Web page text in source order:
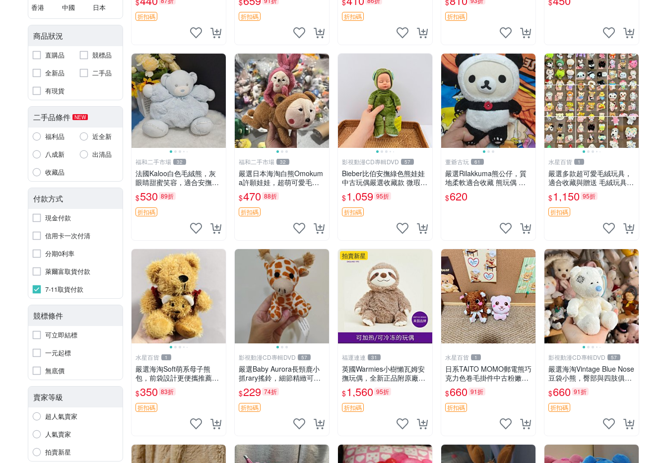
香港 中國 日本
商品狀況
直購品
競標品
全新品
二手品
有現貨
二手品條件 NEW
福利品
近全新
八成新
出清品
收藏品
付款方式
現金付款
信用卡一次付清
分期0利率
萊爾富取貨付款
7-11取貨付款
競標條件
可立即結標
一元起標
無底價
賣家等級
超人氣賣家
人氣賣家
拍賣新星
熊、高臀部、豆袋抱枕
$
折扣碼
約克豆豆眼安撫巾 數碼豆豆
眼
$
折扣碼
與孩童共賞。 麋鹿 豆袋 毛
茸玩具
$
折扣碼
$
折扣碼
$
福和二手市場 32
法國Kaloo白色毛絨熊，灰
眼睛甜蜜笑容，適合安撫逗
趣可愛，柔軟面料手感佳。
14 白色安撫熊 毛絨玩具 寶
寶逗樂具
$530 89折
折扣碼
福和二手市場 32
嚴選日本海淘白熊Omokum
a許願娃娃，超萌可愛毛絨
公仔推薦收藏 白熊 Omoku
ma 毛絨玩具 偽裝娃娃 玩具
擺飾
$470 88折
折扣碼
影視動漫CD專輯DVD 57
Bieber比伯安撫綠色熊娃娃
中古玩偶嚴選收藏款 微瑕輕
度使用 Bieber綠熊娃娃 中
古玩偶 微瑕
$1,059 95折
折扣碼
董爺古玩 61
嚴選Rilakkuma熊公仔，質
地柔軟適合收藏 熊玩偶 柔
軟 公仔 收藏
$620
水星百貨 1
嚴選多款超可愛毛絨玩具，
適合收藏與贈送 毛絨玩具、
抱枕、公仔
$1,150 95折
折扣碼
水星百貨 1
嚴選海淘Soft萌系母子熊
包，前袋設計更便攜推薦收
藏 母子熊 軟綿綿 包包
$350 83折
折扣碼
影視動漫CD專輯DVD 57
嚴選Baby Aurora長頸鹿小
抓rary搖鈴，細節精緻可聆
聽清脆鈴音 軟萌可愛 定制
紀念 金屬搖鈴 新手媽咪推
薦 長頸鹿 抓rary 搖鈴
$229 74折
折扣碼
拍賣新星
福運連連 31
英國Warmies小樹懶瓦姆安
撫玩偶，全新正品附原廠吊
牌與防塵袋，內藏薰衣草可
加熱，適合各個年齡層，冷
暖兩用享受抱抱樂趣，不容
錯過嚴選好物 溫暖 冷感
$1,560 95折
折扣碼
水星百貨 1
日系TAITO MOMO郵電熊巧
克力色卷毛掛件中古粉嫩玩
偶微瑕推薦 postpet momo
郵電熊 中古玩偶
$660 91折
折扣碼
影視動漫CD專輯DVD 57
嚴選海淘Vintage Blue Nose
豆袋小熊，臀部與四肢俱
全，坐高11公分，附原盒與
吊牌收藏。藍鼻子小熊，值
得擁有 玩具 憶熊
$660 91折
折扣碼